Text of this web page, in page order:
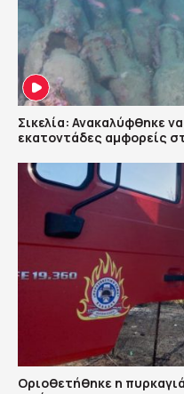
Σικελία: Ανακαλύφθηκε
εκατοντάδες αμφορείς
Οριοθετήθηκε η